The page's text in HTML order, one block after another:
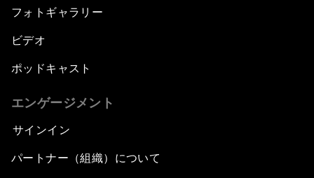
フォトギャラリー
ビデオ
ポッドキャスト
エンゲージメント
サインイン
パートナー（組織）について